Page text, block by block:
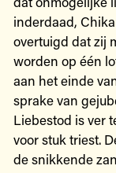
inderdaad,
overtuigd dat zij
worden op één
aan het einde
sprake van
Liebestod is ver
voor stuk triest.
de snikkende